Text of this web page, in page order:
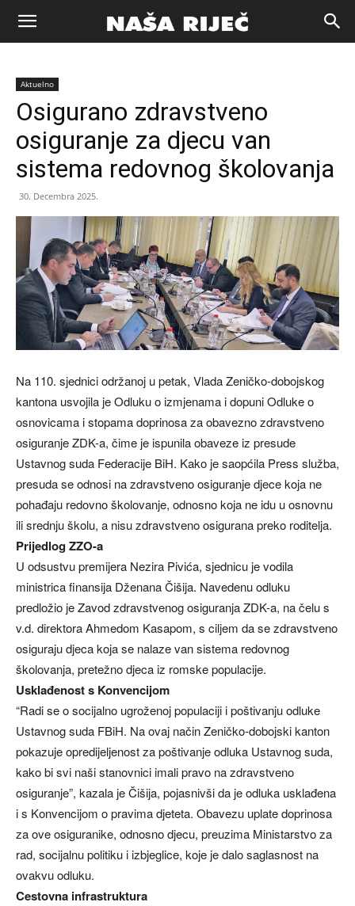
Naša
riječ
Zenica
Aktuelno
Osigurano zdravstveno
osiguranje za djecu van
sistema redovnog školovanja
30. Decembra 2025.
Na 110. sjednici održanoj u petak, Vlada Zeničko-dobojskog
kantona usvojila je Odluku o izmjenama i dopuni Odluke o
osnovicama i stopama doprinosa za obavezno zdravstveno
osiguranje ZDK-a, čime je ispunila obaveze iz presude
Ustavnog suda Federacije BiH. Kako je saopćila Press služba,
presuda se odnosi na zdravstveno osiguranje djece koja ne
pohađaju redovno školovanje, odnosno koja ne idu u osnovnu
ili srednju školu, a nisu zdravstveno osigurana preko roditelja.
Prijedlog ZZO-a
U odsustvu premijera Nezira Pivića, sjednicu je vodila
ministrica finansija Dženana Čišija. Navedenu odluku
predložio je Zavod zdravstvenog osiguranja ZDK-a, na čelu s
v.d. direktora Ahmedom Kasapom, s ciljem da se zdravstveno
osiguraju djeca koja se nalaze van sistema redovnog
školovanja, pretežno djeca iz romske populacije.
Usklađenost s Konvencijom
“Radi se o socijalno ugroženoj populaciji i poštivanju odluke
Ustavnog suda FBiH. Na ovaj način Zeničko-dobojski kanton
pokazuje opredijeljenost za poštivanje odluka Ustavnog suda,
kako bi svi naši stanovnici imali pravo na zdravstveno
osiguranje”, kazala je Čišija, pojasnivši da je odluka usklađena
i s Konvencijom o pravima djeteta. Obavezu uplate doprinosa
za ove osiguranike, odnosno djecu, preuzima Ministarstvo za
rad, socijalnu politiku i izbjeglice, koje je dalo saglasnost na
ovakvu odluku.
Cestovna infrastruktura